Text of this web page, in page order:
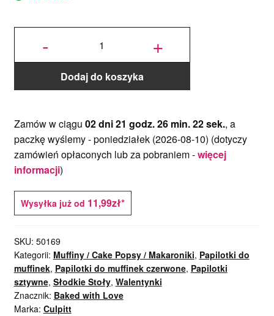
-
ilość
- 12 szt. -
With Love +
Dodaj do koszyka
Zamów w ciągu 02 dni 21 godz. 26 min. 22 sek., a
paczkę wyślemy -poniedziałek (2026-08-10) (dotyczy
zamówień opłaconych lub za pobraniem -więcej
informacji)
Wysyłka już od 11,99zł*
SKU: 50169
Kategorii: Muffiny / Cake Popsy / Makaroniki, Papilotki do
muffinek, Papilotki do muffinek czerwone, Papilotki
sztywne, Słodkie Stoły, Walentynki
Znacznik: Baked with Love
Marka: Culpitt